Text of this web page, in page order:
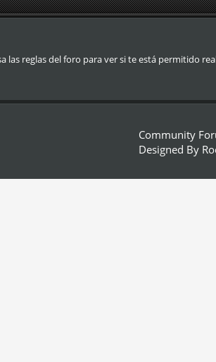
las reglas del foro para ver si te está permitido
Community
Designed By